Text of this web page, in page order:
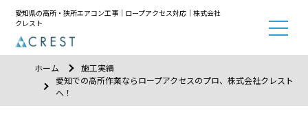
愛知県の高所・狭所エアコン工事｜ロープアクセス対応｜株式会社
クレスト
ホーム
施工実績
愛知での高所作業ならロープアクセスのプロ、株式会社クレスト
へ！